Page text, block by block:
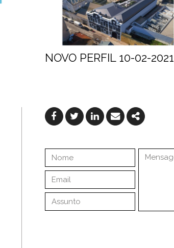
NOVO PERFIL 10-02-2021
Facebook
TwitterLinkedinEmailShare